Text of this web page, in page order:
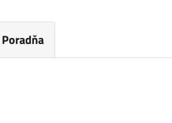
Poradňa